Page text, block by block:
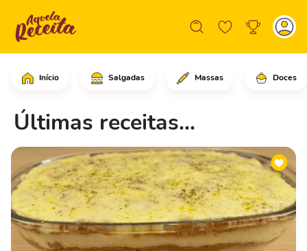
Início Salgadas Massas Doces
Últimas receitas...